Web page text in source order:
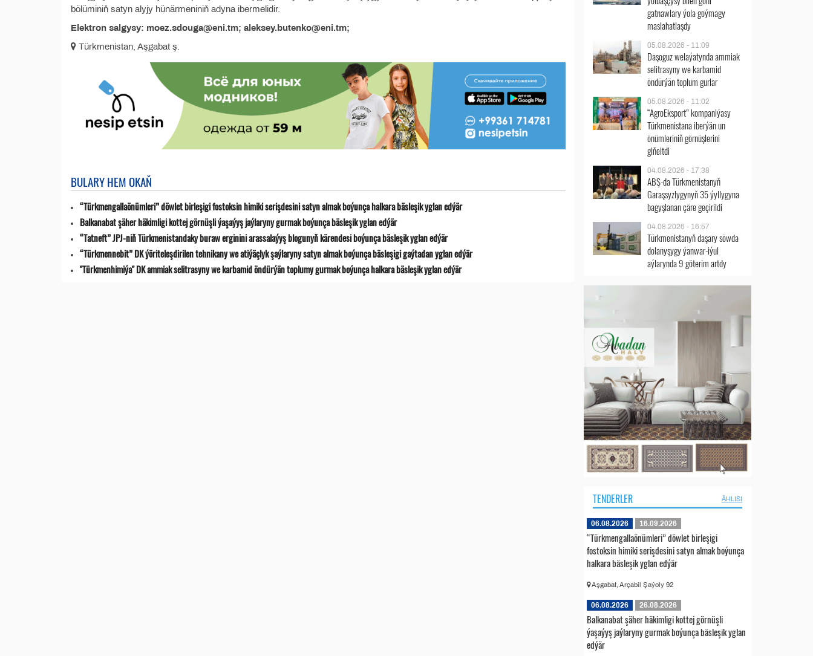
bölüminiň satyn alyjy hünärmeniniň adyna ibermelidir.
Elektron salgysy: moez.sdouga@eni.tm; aleksey.butenko@eni.tm;
Türkmenistan, Aşgabat ş.
BULARY HEM OKAŇ
“Türkmengallaönümleri” döwlet birleşigi fostoksin himiki serişdesini satyn almak boýunça halkara bäsleşik yglan edýär
Balkanabat şäher häkimligi kottej görnüşli ýaşaýyş jaýlaryny gurmak boýunça bäsleşik yglan edýär
“Tatneft” JPJ-niň Türkmenistandaky buraw erginini arassalaýyş blogunyň kärendesi boýunça bäsleşik yglan edýär
“Türkmennebit” DK ýöriteleşdirilen tehnikany we atiýäçlyk şaýlaryny satyn almak boýunça bäsleşigi gaýtadan yglan edýär
"Türkmenhimiýa" DK ammiak selitrasyny we karbamid öndürýän toplumy gurmak boýunça halkara bäsleşik yglan edýär
gatnawlary ýola goýmagy
maslahatlaşdy
05.08.2026 - 11:09
Daşoguz welaýatynda ammiak
selitrasyny we karbamid
öndürýän toplum gurlar
05.08.2026 - 11:02
“AgroEksport” kompaniýasy
Türkmenistana iberýän un
önümleriniň görnüşlerini
giňeltdi
04.08.2026 - 17:38
ABŞ-da Türkmenistanyň
Garaşsyzlygynyň 35 ýyllygyna
bagyşlanan çäre geçirildi
04.08.2026 - 16:57
Türkmenistanyň daşary söwda
dolanyşygy ýanwar-iýul
aýlarynda 9 göterim artdy
TENDERLER ÄHLISI
06.08.2026 16.09.2026
“Türkmengallaönümleri” döwlet birleşigi
fostoksin himiki serişdesini satyn almak boýunça
halkara bäsleşik yglan edýär
Aşgabat, Arçabil Şaýoly 92
06.08.2026 26.08.2026
Balkanabat şäher häkimligi kottej görnüşli
ýaşaýyş jaýlaryny gurmak boýunça bäsleşik yglan
edýär